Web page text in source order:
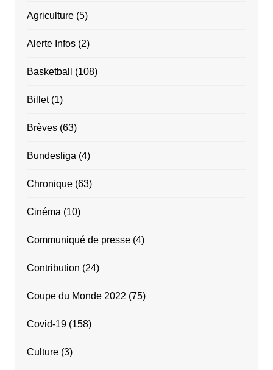
Agriculture(5)
Alerte Infos(2)
Basketball (108)
Billet(1)
Brèves(63)
Bundesliga (4)
Chronique(63)
Cinéma (10)
Communiqué de presse(4)
Contribution (24)
Coupe du Monde 2022 (75)
Covid-19(158)
Culture(3)